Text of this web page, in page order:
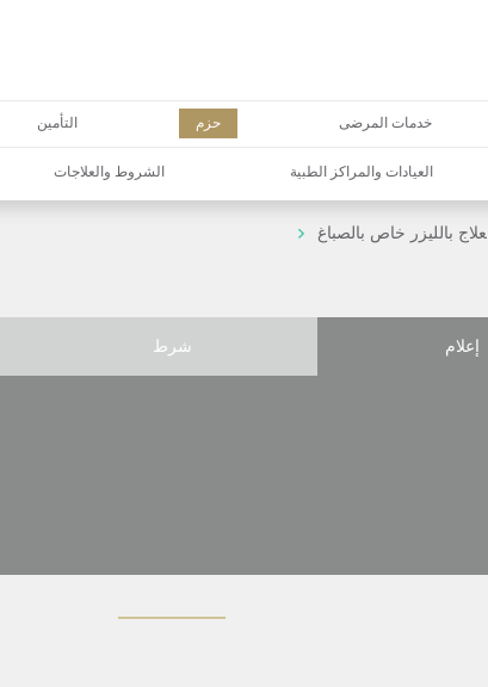
خدمات المرضى حزم التأمين
العيادات والمراكز الطبية الشروط والعلاجات
علاج بالليزر خاص بالصباغ
إعلام شرط